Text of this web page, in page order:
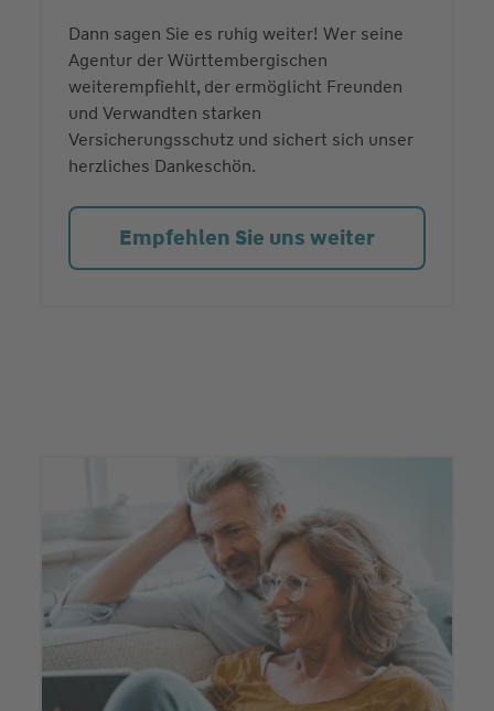
Dann sagen Sie es ruhig weiter! Wer seine
Agentur der Württembergischen
weiterempfiehlt, der ermöglicht Freunden
und Verwandten starken
Versicherungsschutz und sichert sich unser
herzliches Dankeschön.
Empfehlen Sie uns weiter